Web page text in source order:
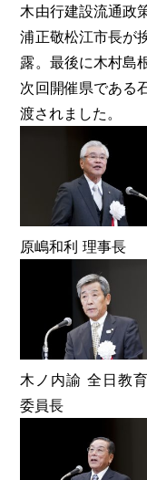
木由行建設流通政
浦正敬松江市長が
露。最後に木村島
次回開催県である
渡されました。
原嶋和利 理事長
木ノ内諭 全日教
委員長